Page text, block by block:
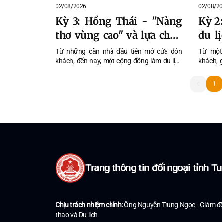
02/08/2026
Kỳ 3: Hồng Thái - "Nàng
thơ vùng cao" và lựa chọn
phía trước
Từ những căn nhà đầu tiên mở cửa đón
khách, đến nay, một cộng đồng làm du lịch
02/08/
Kỳ
du
Từ
khách,
sức
điểm.
11
Trang thông tin đối ngoại tỉnh
Chịu trách nhiệm chính:Ông Nguyễn Trung Ngọc - Giám
thao và Du lịch